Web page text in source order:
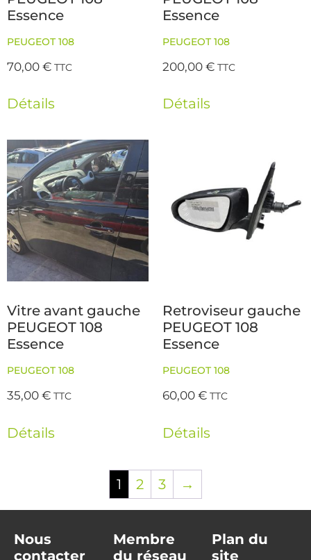
Essence
PEUGEOT 108
70,00€ TTC
Détails
Essence
PEUGEOT 108
200,00€ TTC
Détails
Vitre avant gauche
PEUGEOT 108
Essence
PEUGEOT 108
35,00€ TTC
Détails
Retroviseur gauche
PEUGEOT 108
Essence
PEUGEOT 108
60,00€ TTC
Détails
1 2 3 →
Nous
contacter
Membre
du réseau
Plan du
site